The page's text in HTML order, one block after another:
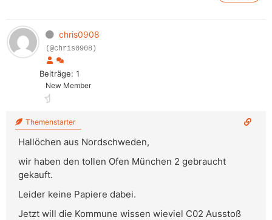
chris0908
(@chris0908)
Beiträge: 1
New Member
Themenstarter
Hallöchen aus Nordschweden,
wir haben den tollen Ofen München 2 gebraucht
gekauft.
Leider keine Papiere dabei.
Jetzt will die Kommune wissen wieviel C02 Ausstoß